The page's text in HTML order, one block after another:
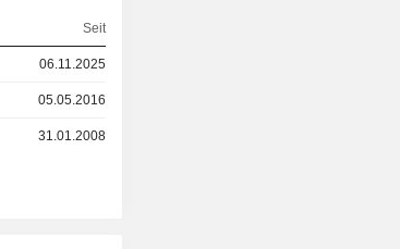
Seit
06.11.2025
05.05.2016
31.01.2008